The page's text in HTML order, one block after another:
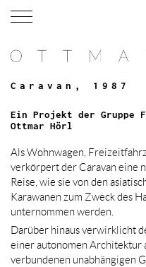
Caravan, 1987
Ein Projekt der Gruppe
Ottmar Hörl
Als Wohnwagen,
verkörpert der Caravan eine
Reise, wie sie von den
Karawanen zum Zweck des
unternommen werden.
Darüber hinaus verwirklicht
einer autonomen Architektur
verbundenen unabhängigen